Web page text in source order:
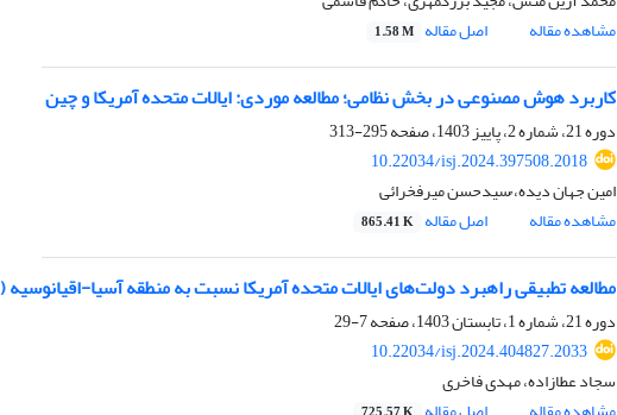
مشاهده مقاله
اصل مقاله 1.58 M
کاربرد هوش مصنوعی در بخش نظامی؛ مطالعه موردی: ایالات متحده آمریکا و چین
دوره 21، شماره 2، پاییز 1403، صفحه
295-313
10.22034/isj.2024.397508.2018
امین جهان دیده، ُسیدحسن میرفخرائی
مشاهده مقاله
اصل مقاله 865.41 K
مطالعه تطبیقی راهبرد دولت‌های ایالات متحده آمریکا نسبت به منطقه آسیا-اقیانوسیه (2022-2009)
دوره 21، شماره 1، تابستان 1403، صفحه
7-29
10.22034/isj.2024.404827.2033
سجاد عطازاده، مهدی فاخری